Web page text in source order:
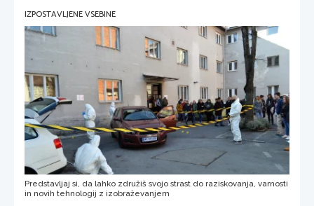
IZPOSTAVLJENE VSEBINE
Predstavljaj si, da lahko združiš svojo strast do raziskovanja, varnosti
in novih tehnologij z izobraževanjem